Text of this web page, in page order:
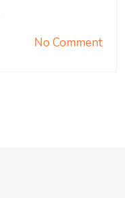
No Comment